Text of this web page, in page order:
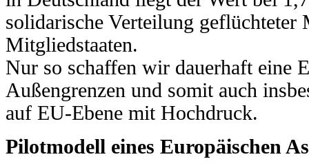
solidarische Verteilung geflüchteter
Mitgliedstaaten.
Nur so schaffen wir dauerhaft eine
Außengrenzen und somit auch
auf EU-Ebene mit Hochdruck.
Pilotmodell eines Europäischen